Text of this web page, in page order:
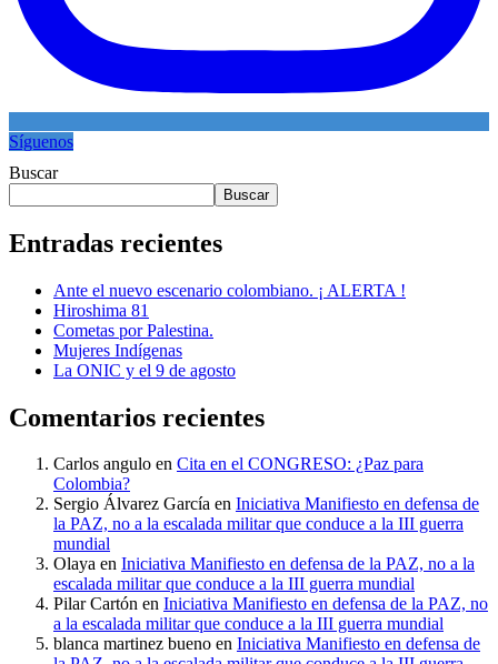
Síguenos
Buscar
Buscar
Entradas recientes
Ante el nuevo escenario colombiano. ¡ ALERTA !
Hiroshima 81
Cometas por Palestina.
Mujeres Indígenas
La ONIC y el 9 de agosto
Comentarios recientes
Carlos angulo en Cita en el CONGRESO: ¿Paz para
Colombia?
Sergio Álvarez García en Iniciativa Manifiesto en defensa de
la PAZ, no a la escalada militar que conduce a la III guerra
mundial
Olaya en Iniciativa Manifiesto en defensa de la PAZ, no a la
escalada militar que conduce a la III guerra mundial
Pilar Cartón en Iniciativa Manifiesto en defensa de la PAZ, no
a la escalada militar que conduce a la III guerra mundial
blanca martinez bueno en Iniciativa Manifiesto en defensa de